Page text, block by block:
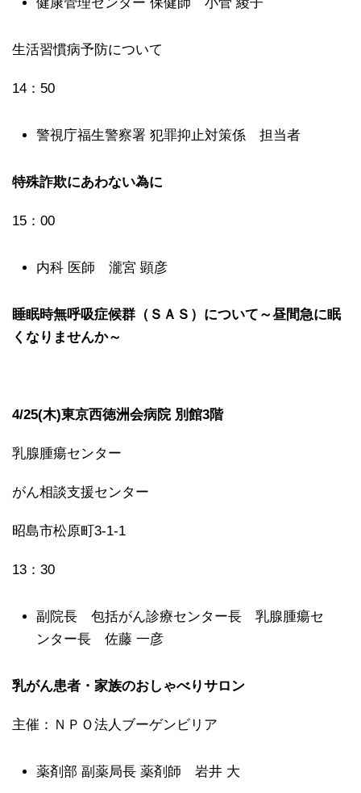
健康管理センター 保健師 小菅 綾子
生活習慣病予防について
14：50
警視庁福生警察署 犯罪抑止対策係 担当者
特殊詐欺にあわない為に
15：00
内科 医師 瀧宮 顕彦
睡眠時無呼吸症候群（ＳＡＳ）について～昼間急に眠
くなりませんか～
4/25(木)東京西徳洲会病院 別館3階
乳腺腫瘍センター
がん相談支援センター
昭島市松原町3-1-1
13：30
副院長 包括がん診療センター長 乳腺腫瘍セ
ンター長 佐藤 一彦
乳がん患者・家族のおしゃべりサロン
主催：ＮＰＯ法人ブーゲンビリア
薬剤部 副薬局長 薬剤師 岩井 大